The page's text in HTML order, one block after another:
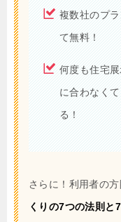
複数社のプ
て無料！
何度も住宅
に合わなく
る！
さらに！利用者の方
くりの7つの法則と